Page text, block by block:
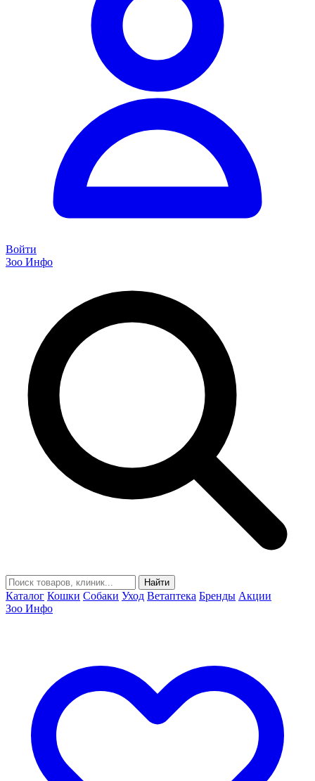
Войти
Зоо Инфо
Найти
Каталог Кошки Собаки Уход Ветаптека Бренды Акции
Зоо Инфо